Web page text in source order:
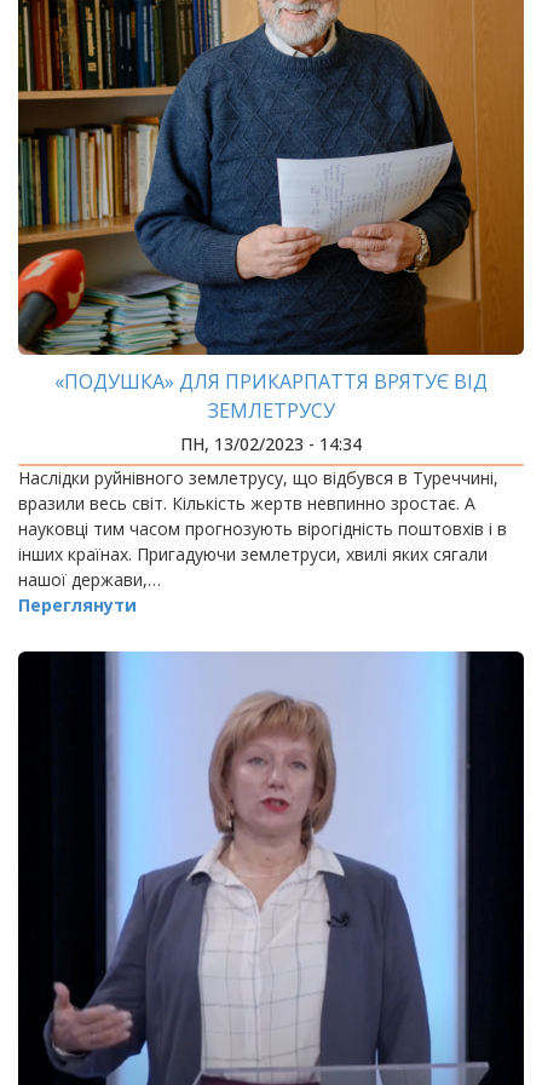
«ПОДУШКА» ДЛЯ ПРИКАРПАТТЯ ВРЯТУЄ ВІД
ЗЕМЛЕТРУСУ
ПН, 13/02/2023 - 14:34
Наслідки руйнівного землетрусу, що відбувся в Туреччині,
вразили весь світ. Кількість жертв невпинно зростає. А
науковці тим часом прогнозують вірогідність поштовхів і в
інших країнах. Пригадуючи землетруси, хвилі яких сягали
нашої держави,…
Переглянути